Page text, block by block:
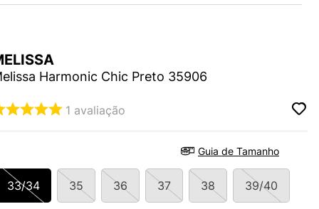
Harmonic Chic Preto 35906
1 avaliação
Guia de Tamanho
33/34 35 36 37 38 39/40
WHITE
VANS ULTRARANGE